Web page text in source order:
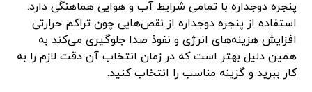
پنجره دوجداره با تمامی شرایط آب و هوایی هماهنگی دارد.
استفاده از پنجره دوجداره از نقص‌هایی چون تراکم حرارتی
افزایش هزینه‌های انرژی و نفوذ صدا جلوگیری می‌کند به
همین دلیل بهتر است که در زمان انتخاب آن دقت لازم را به
کار ببرید و گزینه مناسب را انتخاب کنید.